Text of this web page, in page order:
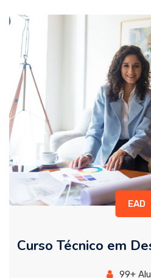
EAD
Curso Técnico em
99+